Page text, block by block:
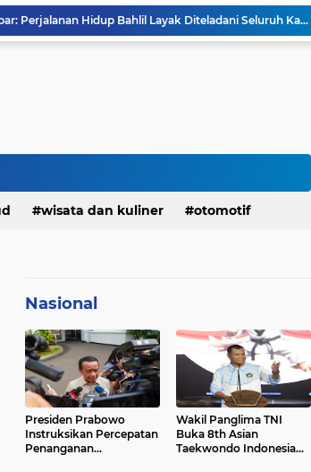
KDM Fokus Rampungkan Pemenuhan Layanan Dasar dan Konektivitas Wilayah pada 2027
Menaker: ASN Kemnaker Harus Hadirkan Dampak Nyata bagi Masyarakat
Bangkitkan Merek Legendaris Semen Kujang, SIG Bidik Penguatan Dominasi Pasar Jawa Barat
wisata dan kuliner otomotif
Nasional
Presiden Prabowo
Instruksikan Percepatan
Penanganan
Wakil Panglima TNI
Buka 8th Asian
Taekwondo Indonesia